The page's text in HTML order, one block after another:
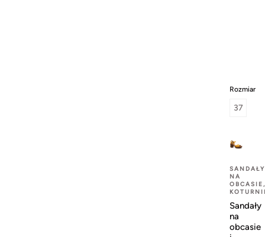
Rozmiar
37
SANDAŁY
NA
OBCASIE,
Sandały
na
obcasie